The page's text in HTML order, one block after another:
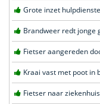
Fietser aangereden
Fietser naar